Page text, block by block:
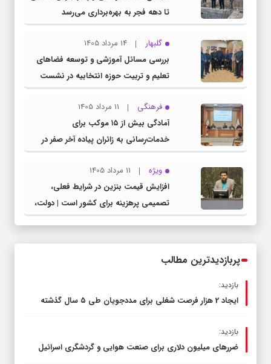
تا دهه فجر به بهره‌برداری می‌رسد
گلبهار
14 مرداد 1405
بررسی مسائل آموزشی و توسعه فضاهای
تعلیم و تربیت حوزه انتخابیه در نشست
مشترک عضو کمیسیون آموزش مجلس با
مدیرکل آموزش و پرورش خراسان رضوی
فرهنگی
11 مرداد 1405
آمادگی بیش از ۱۵ موکب برای
خدمات‌رسانی به زائران پیاده آخر صفر در
شهرستان چناران
ویژه
11 مرداد 1405
افزایش قیمت بنزین در شرایط فعلی،
تصمیمی پرهزینه برای کشور است | دولت،
قاچاق سوخت و عوامل اصلی ناترازی را
پربازدیدترین مطالب
بازدید:
ایجاد 2 هزار فرصت شغلی برای مددجویان طی ۵ سال گذشته
بازدید:
ضررهای میلیون دلاری برای صنعت هوایی و گردشگری اسرائیل